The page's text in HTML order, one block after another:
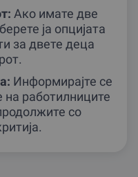
Ако имате две
ја опцијата
за двете деца
Информирајте се
на работилниците
со